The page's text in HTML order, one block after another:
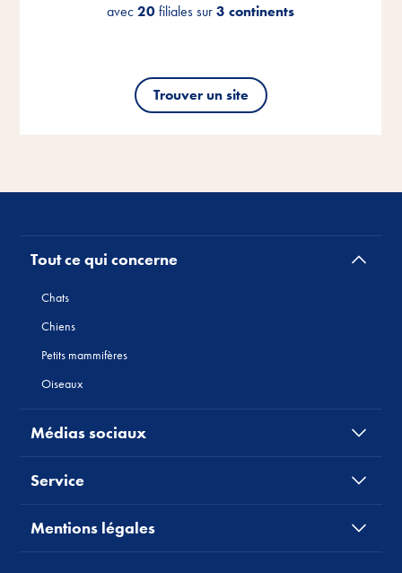
avec20filiales sur3 continents
Trouver un site
avec20filiales sur3 continents
Trouver un site
avec20filiales sur3 continents
Trouver un site
Tout ce qui concerne
Chats
Chiens
Petits mammifères
Oiseaux
Médias sociaux
Service
Mentions légales